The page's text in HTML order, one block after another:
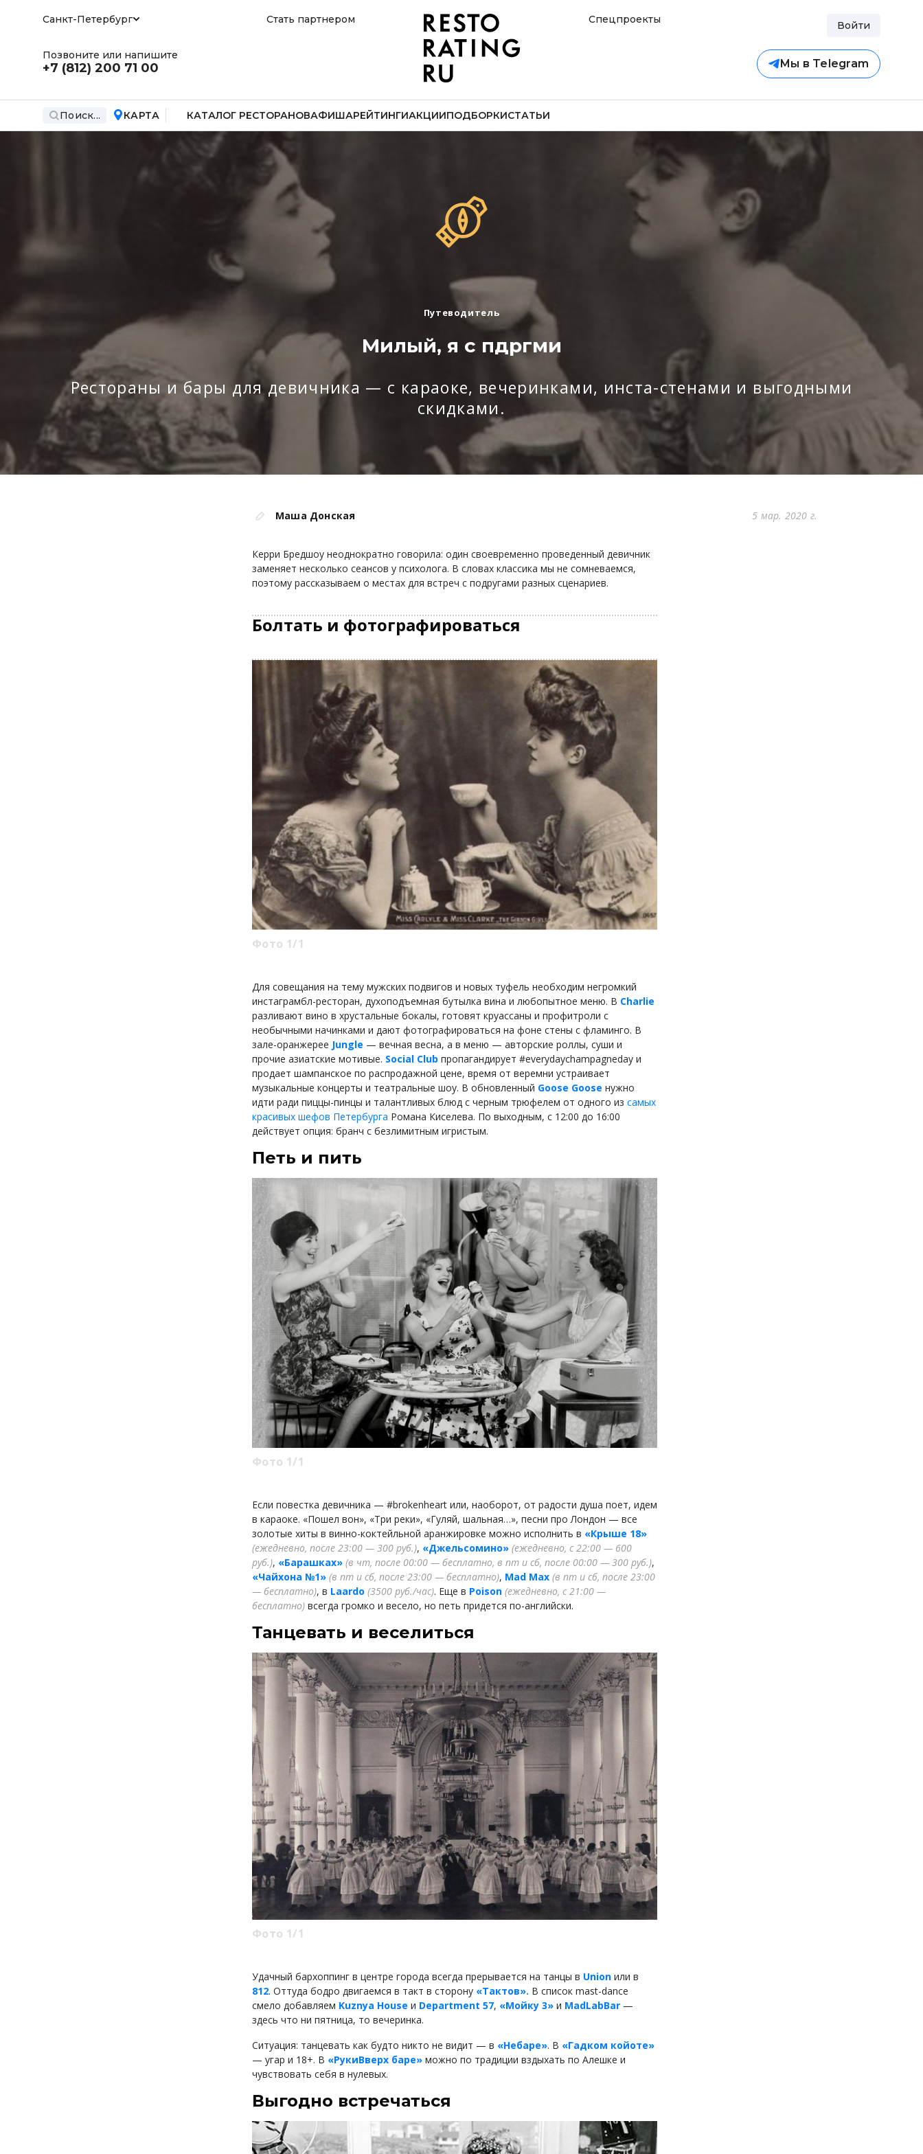
Санкт-Петербург Стать партнером Спецпроекты Войти
Позвоните или напишите
+7 (812) 200 71 00 Мы в Telegram
Поиск... КАРТА КАТАЛОГ РЕСТОРАНОВАФИШАРЕЙТИНГИАКЦИИПОДБОРКИСТАТЬИ
Путеводитель
Милый, я с пдргми
Рестораны и бары для девичника — с караоке, вечеринками, инста-стенами и выгодными
скидками.
Маша Донская 5 мар. 2020 г.
Керри Бредшоу неоднократно говорила: один своевременно проведенный девичник
заменяет несколько сеансов у психолога. В словах классика мы не сомневаемся,
поэтому рассказываем о местах для встреч с подругами разных сценариев.
Болтать и фотографироваться
Фото 1/1
Для совещания на тему мужских подвигов и новых туфель необходим негромкий
инстаграмбл-ресторан, духоподъемная бутылка вина и любопытное меню. В Charlie
разливают вино в хрустальные бокалы, готовят круассаны и профитроли с
необычными начинками и дают фотографироваться на фоне стены с фламинго. В
зале-оранжерее Jungle — вечная весна, а в меню — авторские роллы, суши и
прочие азиатские мотивые. Social Club пропагандирует #everydaychampagneday и
продает шампанское по распродажной цене, время от веремни устраивает
музыкальные концерты и театральные шоу. В обновленный Goose Goose нужно
идти ради пиццы-пинцы и талантливых блюд с черным трюфелем от одного из самых
красивых шефов Петербурга Романа Киселева. По выходным, с 12:00 до 16:00
действует опция: бранч с безлимитным игристым.
Петь и пить
Фото 1/1
Если повестка девичника — #brokenheart или, наоборот, от радости душа поет, идем
в караоке. «Пошел вон», «Три реки», «Гуляй, шальная…», песни про Лондон — все
золотые хиты в винно-коктейльной аранжировке можно исполнить в «Крыше 18»
(ежедневно, после 23:00 — 300 руб.), «Джельсомино» (ежедневно, с 22:00 — 600
руб.), «Барашках» (в чт, после 00:00 — бесплатно, в пт и сб, после 00:00 — 300 руб.),
«Чайхона №1» (в пт и сб, после 23:00 — бесплатно), Mad Max (в пт и сб, после 23:00
— бесплатно), в Laardo (3500 руб./час). Еще в Poison (ежедневно, с 21:00 —
бесплатно) всегда громко и весело, но петь придется по-английски.
Танцевать и веселиться
Фото 1/1
Удачный бархоппинг в центре города всегда прерывается на танцы в Union или в
812. Оттуда бодро двигаемся в такт в сторону «Тактов». В список mast-dance
смело добавляем Kuznya House и Department 57, «Мойку 3» и MadLabBar —
здесь что ни пятница, то вечеринка.
Ситуация: танцевать как будто никто не видит — в «Небаре». В «Гадком койоте»
— угар и 18+. В «РукиВверх баре» можно по традиции вздыхать по Алешке и
чувствовать себя в нулевых.
Выгодно встречаться